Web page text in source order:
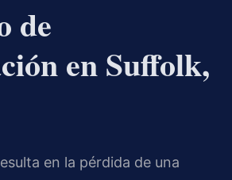
de
en Suffolk,
en la pérdida de una